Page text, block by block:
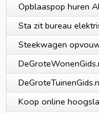
Opblaaspop huren
Sta zit bureau
Steekwagen
Koop online